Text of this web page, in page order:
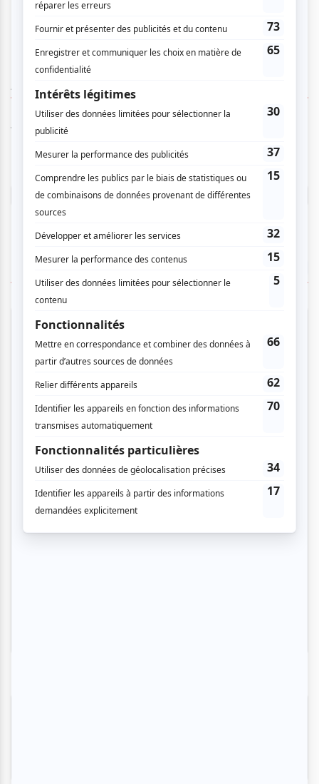
INTERPRÉTATION: Martin Dion
AUCUN COMMENTAIRE
Vous devez être connecté pour
donner un avis.
Connectez-vous ici.
TOUTES LES OFFRES
Festival Colline